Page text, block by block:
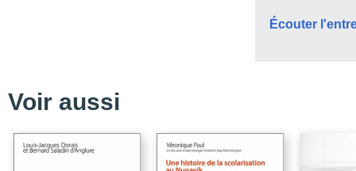
La St. Andrew’s Society
Écouter
Voir aussi